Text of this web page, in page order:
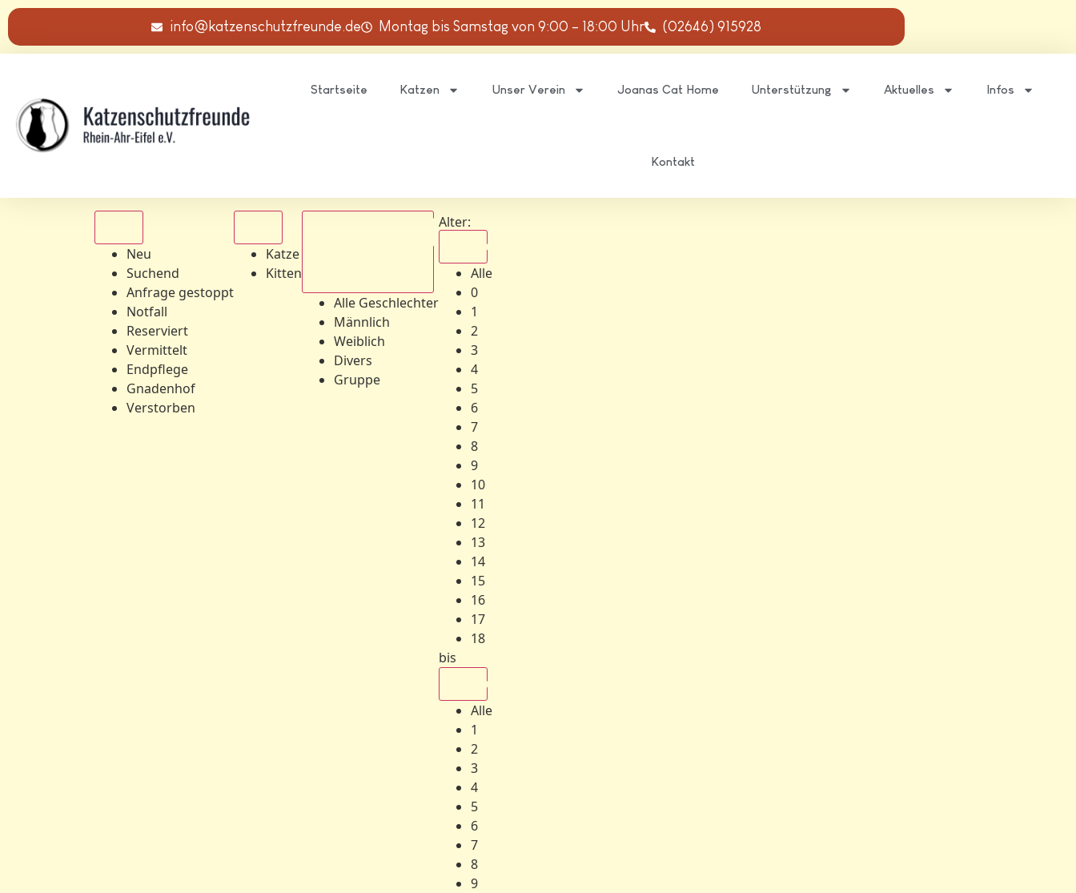
info@katzenschutzfreunde.de Montag bis Samstag von 9:00 – 18:00 Uhr (02646) 915928
Startseite Katzen Unser Verein Joanas Cat Home Unterstützung Aktuelles Infos
Kontakt
Neu
Suchend
Anfrage gestoppt
Notfall
Reserviert
Vermittelt
Endpflege
Gnadenhof
Verstorben
Katze
Kitten
Alle Geschlechter
Männlich
Weiblich
Divers
Gruppe
Alter:
Alle
0
1
2
3
4
5
6
7
8
9
10
11
12
13
14
15
16
17
18
bis
Alle
1
2
3
4
5
6
7
8
9